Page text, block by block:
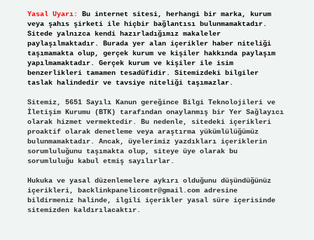
Yasal Uyarı:
Bu internet sitesi, herhangi bir marka, kurum
veya şahıs şirketi ile hiçbir bağlantısı bulunmamaktadır.
Sitede yalnızca kendi hazırladığımız makaleler
paylaşılmaktadır. Burada yer alan içerikler haber niteliği
taşımamakta olup, gerçek kurum ve kişiler hakkında paylaşım
yapılmamaktadır. Gerçek kurum ve kişiler ile isim
benzerlikleri tamamen tesadüfidir. Sitemizdeki bilgiler
taslak halindedir ve tavsiye niteliği taşımazlar.
Sitemiz, 5651 Sayılı Kanun gereğince Bilgi Teknolojileri ve
İletişim Kurumu (BTK) tarafından onaylanmış bir Yer Sağlayıcı
olarak hizmet vermektedir. Bu nedenle, sitedeki içerikleri
proaktif olarak denetleme veya araştırma yükümlülüğümüz
bulunmamaktadır. Ancak, üyelerimiz yazdıkları içeriklerin
sorumluluğunu taşımakta olup, siteye üye olarak bu
sorumluluğu kabul etmiş sayılırlar.
Hukuka ve yasal düzenlemelere aykırı olduğunu düşündüğünüz
içerikleri, backlinkpanelicomtr@gmail.comadresine
bildirmeniz halinde, ilgili içerikler yasal süre içerisinde
sitemizden kaldırılacaktır.